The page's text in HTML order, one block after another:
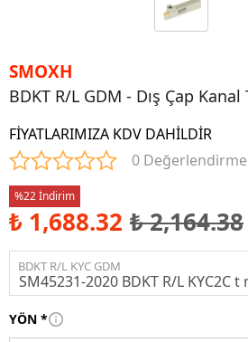
SMOXH
BDKT R/L GDM - Dış Çap Kanal
FİYATLARIMIZA KDV DAHİLDİR
0 Değerlendirme
%22 İndirim
₺ 1,688.32 ₺ 2,164.38
BDKT R/L KYC GDM
YÖN *